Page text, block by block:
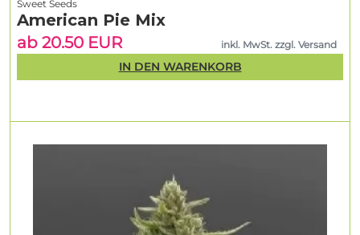
Sweet Seeds
American Pie Mix
ab 20.50 EUR
inkl. MwSt. zzgl. Versand
IN DEN WARENKORB